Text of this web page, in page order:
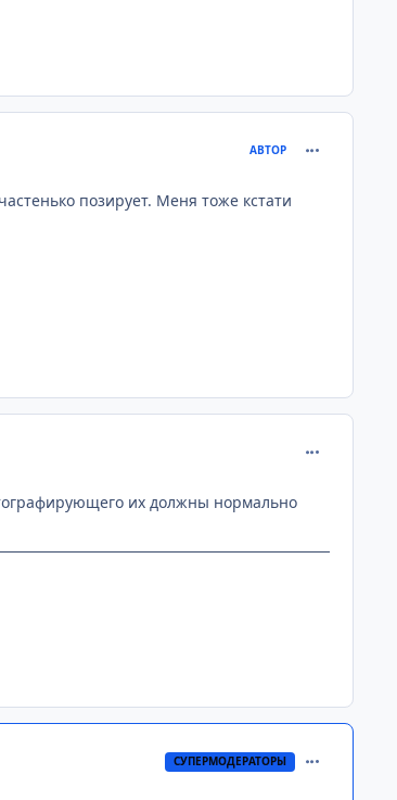
АВТОР
позирует. Меня тоже кстати
их должны нормально
СУПЕРМОДЕРАТОРЫ